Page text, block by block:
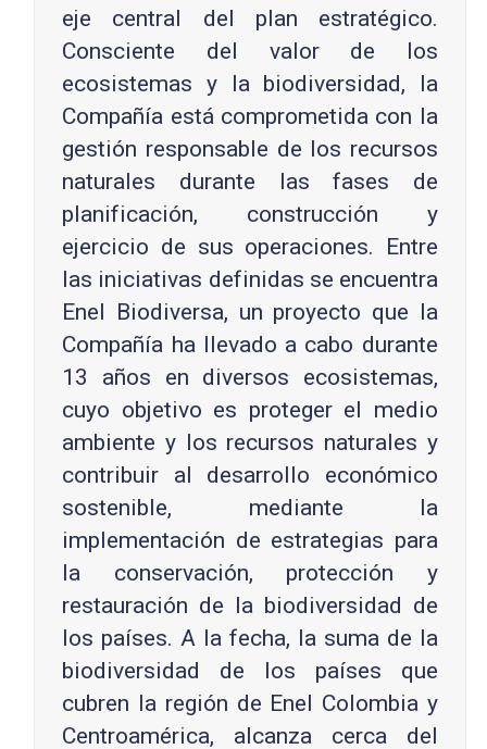
eje central del plan estratégico.
Consciente del valor de los
ecosistemas y la biodiversidad, la
Compañía está comprometida con la
gestión responsable de los recursos
naturales durante las fases de
planificación, construcción y
ejercicio de sus operaciones. Entre
las iniciativas definidas se encuentra
Enel Biodiversa, un proyecto que la
Compañía ha llevado a cabo durante
13 años en diversos ecosistemas,
cuyo objetivo es proteger el medio
ambiente y los recursos naturales y
contribuir al desarrollo económico
sostenible, mediante la
implementación de estrategias para
la conservación, protección y
restauración de la biodiversidad de
los países. A la fecha, la suma de la
biodiversidad de los países que
cubren la región de Enel Colombia y
Centroamérica, alcanza cerca del